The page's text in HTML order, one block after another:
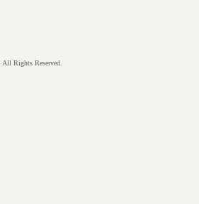
Rights Reserved.